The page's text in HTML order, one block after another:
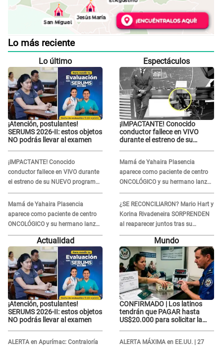
Lo más reciente
Lo último
¡Atención, postulantes!
SERUMS 2026-II: estos objetos
NO podrás llevar al examen
¡IMPACTANTE! Conocido
conductor fallece en VIVO durante
el estreno de su NUEVO programa:
así fueron sus últimos segundos al
aire
Mamá de Yahaira Plasencia
aparece como paciente de centro
ONCOLÓGICO y su hermano lanza
DESGARRADOR mensaje: "Hoy fue
la última..."
Espectáculos
¡IMPACTANTE! Conocido
conductor fallece en VIVO
durante el estreno de su
Mamá de Yahaira Plasencia
aparece como paciente de centro
ONCOLÓGICO y su hermano lanza
DESGARRADOR mensaje: "Hoy fue
la última..."
¿SE RECONCILIARON? Mario Hart y
Korina Rivadeneira SORPRENDEN
al reaparecer juntos tras su
DOLOROSA separación: “Que
Actualidad
¡Atención, postulantes!
SERUMS 2026-II: estos objetos
NO podrás llevar al examen
ALERTA en Apurímac: Contraloría
Mundo
CONFIRMADO | Los latinos
tendrán que PAGAR hasta
US$20.000 para solicitar la
ALERTA MÁXIMA en EE.UU. | 27